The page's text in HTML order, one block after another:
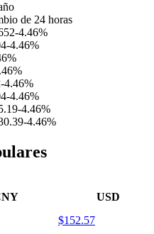
de 24 horas
-4.46%
-4.46%
-4.46%
-4.46%
-4.46%
-4.46%
USD
$152.57